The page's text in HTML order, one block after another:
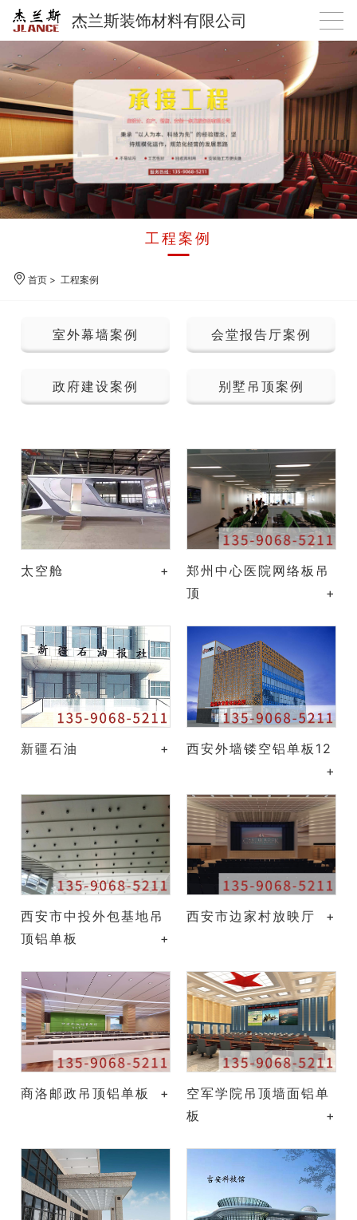
杰兰斯装饰材料有限公司
工程案例
首页 > 工程案例
室外幕墙案例 会堂报告厅案例
政府建设案例 别墅吊顶案例
太空舱 +
郑州中心医院网络板吊
顶
+
新疆石油 +
西安外墙镂空铝单板12
+
西安市中投外包基地吊
顶铝单板
+
西安市边家村放映厅 +
商洛邮政吊顶铝单板 +
空军学院吊顶墙面铝单
板
+